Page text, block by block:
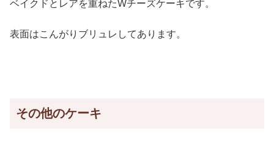
ベイクドとレアを重ねたWチーズケーキです。
表面はこんがりブリュレしてあります。
その他のケーキ